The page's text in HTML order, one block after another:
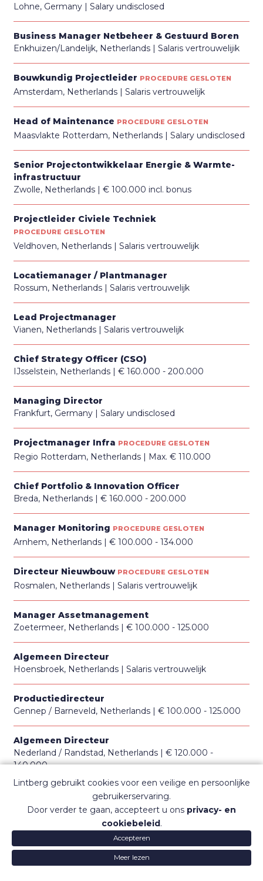
Lohne, Germany Salary undisclosed
Business Manager Netbeheer & Gestuurd Boren
Enkhuizen/Landelijk, Netherlands
Salaris vertrouwelijik
Bouwkundig Projectleider PROCEDURE GESLOTEN
Amsterdam, Netherlands Salaris vertrouwelijk
Head of Maintenance PROCEDURE GESLOTEN
Maasvlakte Rotterdam, Netherlands Salary undisclosed
Senior Projectontwikkelaar Energie & Warmte-
infrastructuur
Zwolle, Netherlands
€ 100.000 incl. bonus
Projectleider Civiele Techniek
PROCEDURE GESLOTEN
Veldhoven, Netherlands Salaris vertrouwelijk
Locatiemanager / Plantmanager
Rossum, Netherlands
Salaris vertrouwelijk
Lead Projectmanager
Vianen, Netherlands
Salaris vertrouwelijk
Chief Strategy Officer (CSO)
IJsselstein, Netherlands
€ 160.000 - 200.000
Managing Director
Frankfurt, Germany
Salary undisclosed
Projectmanager Infra PROCEDURE GESLOTEN
Regio Rotterdam, Netherlands Max. € 110.000
Chief Portfolio & Innovation Officer
Breda, Netherlands
€ 160.000 - 200.000
Manager Monitoring PROCEDURE GESLOTEN
Arnhem, Netherlands € 100.000 - 134.000
Directeur Nieuwbouw PROCEDURE GESLOTEN
Rosmalen, Netherlands Salaris vertrouwelijk
Manager Assetmanagement
Zoetermeer, Netherlands
€ 100.000 - 125.000
Algemeen Directeur
Hoensbroek, Netherlands
Salaris vertrouwelijk
Productiedirecteur
Gennep / Barneveld, Netherlands
€ 100.000 - 125.000
Algemeen Directeur
Nederland / Randstad, Netherlands
€ 120.000 -
140.000
Marketing Manager
Lelystad, Netherlands
€ 100.000 - 150.000
Veghel, Netherlands
Salaris vertrouwelijk
Lintberg gebruikt cookies voor een veilige en persoonlijke
gebruikerservaring.
Door verder te gaan, accepteert u ons privacy- en
cookiebeleid .
Accepteren
Meer lezen